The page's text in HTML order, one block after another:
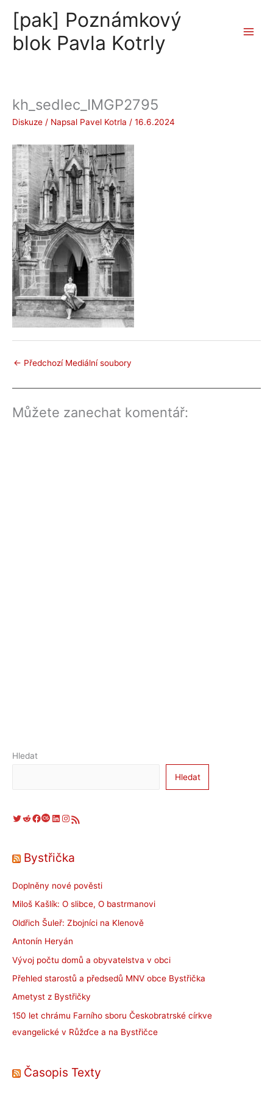
obsah
[pak] Poznámkový
blok Pavla Kotrly
kh_sedlec_IMGP2795
Diskuze / Napsal Pavel Kotrla / 16.6.2024
← Předchozí Mediální soubory
Můžete zanechat komentář:
Hledat
Hledat
Twitter Reddit Facebook Last.fm LinkedIn Instagram RSS zdroj
Bystřička
Doplněny nové pověsti
Miloš Kašlík: O slibce, O bastrmanovi
Oldřich Šuleř: Zbojníci na Klenově
Antonín Heryán
Vývoj počtu domů a obyvatelstva v obci
Přehled starostů a předsedů MNV obce Bystřička
Ametyst z Bystřičky
150 let chrámu Farního sboru Českobratrské církve
evangelické v Růžďce a na Bystřičce
Časopis Texty